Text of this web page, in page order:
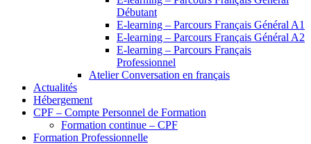
Débutant
E-learning – Parcours Français Général A1
E-learning – Parcours Français Général A2
E-learning – Parcours Français
Professionnel
Atelier Conversation en français
Actualités
Hébergement
CPF – Compte Personnel de Formation
Formation continue – CPF
Formation Professionnelle